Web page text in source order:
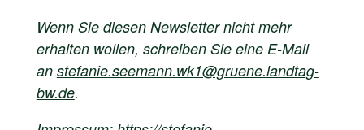
Wenn Sie diesen Newsletter nicht mehr
erhalten wollen, schreiben Sie eine E-Mail
an stefanie.seemann.wk1@gruene.landtag-
bw.de.